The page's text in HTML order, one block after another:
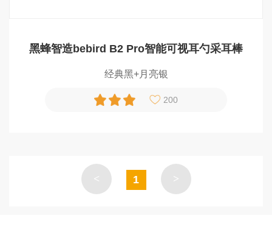
黑蜂智造bebird B2 Pro智能可视耳勺采耳棒
经典黑+月亮银
200
< 1 >